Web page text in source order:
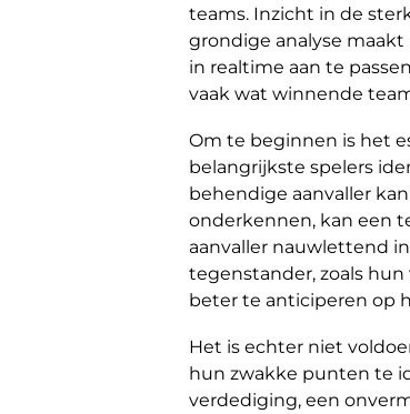
teams. Inzicht in de
grondige analyse
in realtime aan te
vaak wat winnende
Om te beginnen is het
belangrijkste spelers
behendige aanvaller
onderkennen, kan een
aanvaller nauwlettend
tegenstander, zoals
beter te anticiperen op
Het is echter niet
hun zwakke punten te
verdediging, een